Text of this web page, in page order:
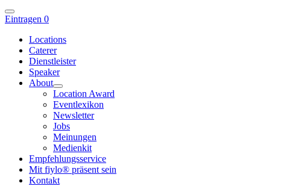
Eintragen 0
Locations
Caterer
Dienstleister
Speaker
About
Location Award
Eventlexikon
Newsletter
Jobs
Meinungen
Medienkit
Empfehlungsservice
Mit fiylo® präsent sein
Kontakt